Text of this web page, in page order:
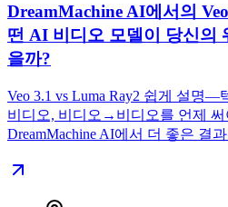
DreamMachine AI에서의
떤 AI 비디오 모델이 당신의
을까?
Veo 3.1 vs Luma Ray2 쉽게 설명
비디오, 비디오→비디오를 언제 써
DreamMachine AI에서 더 좋은 결